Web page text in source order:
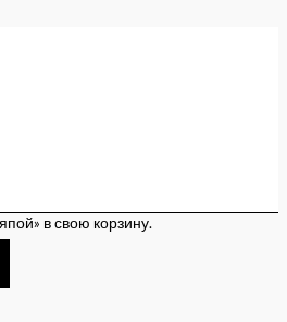
в свою корзину.